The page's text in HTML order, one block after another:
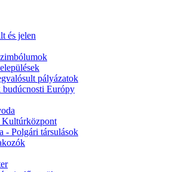
és jelen
pályázatok
Európy
Kultúrközpont
- Polgári társulások